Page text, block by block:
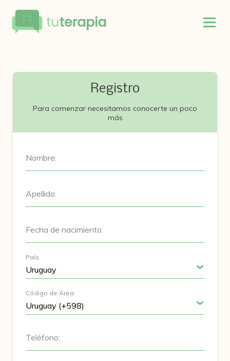
Registro
Para comenzar necesitamos conocerte un poco
más
Nombre:
Apellido:
Fecha de nacimiento:
País:
Código de Área:
Teléfono: